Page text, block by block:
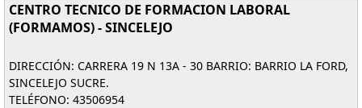
CENTRO TECNICO DE FORMACION LABORAL
(FORMAMOS) - SINCELEJO
DIRECCIÓN: CARRERA 19 N 13A - 30 BARRIO: BARRIO LA FORD,
SINCELEJO SUCRE.
TELÉFONO: 43506954